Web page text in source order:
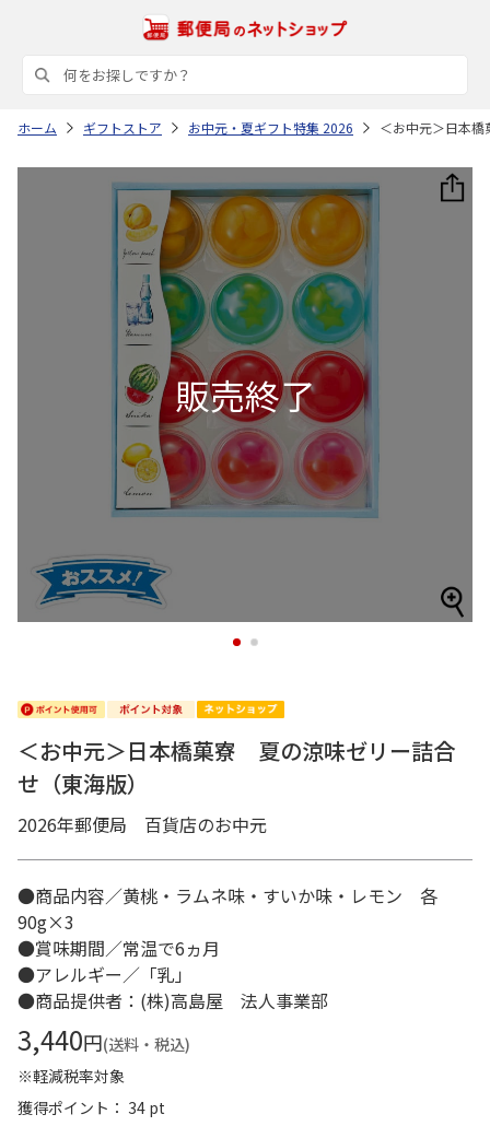
ホーム ギフトストア お中元・夏ギフト特集 2026 ＜お中元＞日本
1 2
＜お中元＞日本橋菓寮 夏の涼味ゼリー詰合
せ（東海版）
2026年郵便局 百貨店のお中元
●商品内容／黄桃・ラムネ味・すいか味・レモン 各
90g×3
●賞味期間／常温で6ヵ月
●アレルギー／「乳」
●商品提供者：(株)高島屋 法人事業部
3,440円(送料・税込)
※軽減税率対象
獲得ポイント： 34 pt